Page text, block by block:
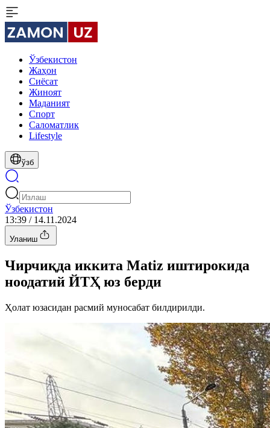
Ўзбекистон
Жаҳон
Сиёсат
Жиноят
Маданият
Спорт
Cаломатлик
Lifestyle
ўзб
Ўзбекистон
13:39 / 14.11.2024
Уланиш
Чирчиқда иккита Matiz иштирокида
ноодатий ЙТҲ юз берди
Ҳолат юзасидан расмий муносабат билдирилди.